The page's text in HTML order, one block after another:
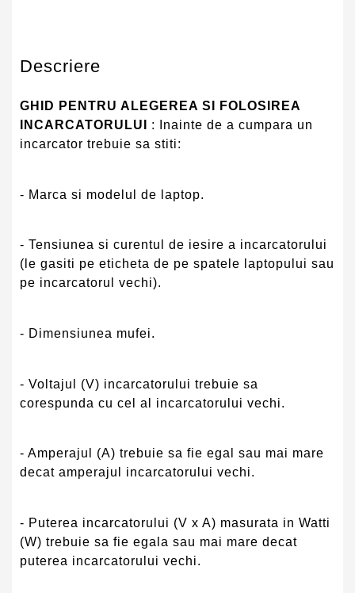
Descriere
GHID PENTRU ALEGEREA SI FOLOSIREA
INCARCATORULUI : Inainte de a cumpara un
incarcator trebuie sa stiti:
- Marca si modelul de laptop.
- Tensiunea si curentul de iesire a incarcatorului
(le gasiti pe eticheta de pe spatele laptopului sau
pe incarcatorul vechi).
- Dimensiunea mufei.
- Voltajul (V) incarcatorului trebuie sa
corespunda cu cel al incarcatorului vechi.
- Amperajul (A) trebuie sa fie egal sau mai mare
decat amperajul incarcatorului vechi.
- Puterea incarcatorului (V x A) masurata in Watti
(W) trebuie sa fie egala sau mai mare decat
puterea incarcatorului vechi.